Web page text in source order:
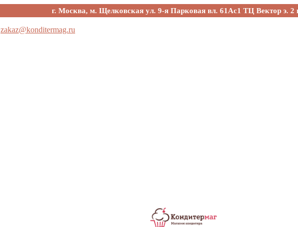
г. Москва, м. Щелковская ул. 9-я Парковая вл. 61Ас1 ТЦ Вектор э. 2
zakaz@konditermag.ru